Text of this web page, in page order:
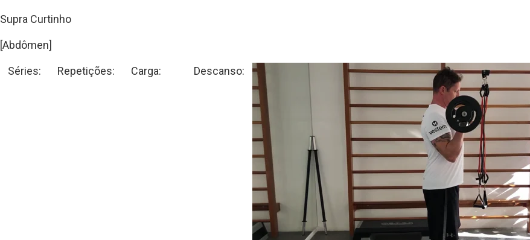
Supra Curtinho
[Abdômen]
Séries: Repetições: Carga: Descanso: